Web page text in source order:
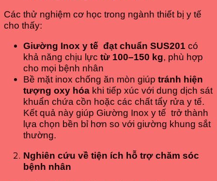
Các thử nghiệm cơ học trong ngành thiết bị y tế
cho thấy:
Giường Inox y tế đạt chuẩn SUS201 có
khả năng chịu lực từ 100–150 kg, phù hợp
cho mọi bệnh nhân
Bề mặt inox chống ăn mòn giúp tránh hiện
tượng oxy hóa khi tiếp xúc với dung dịch sát
khuẩn chứa cồn hoặc các chất tẩy rửa y tế.
Kết quả này giúp Giường Inox y tế trở thành
lựa chọn bền bỉ hơn so với giường khung sắt
thường.
Nghiên cứu về tiện ích hỗ trợ chăm sóc
bệnh nhân